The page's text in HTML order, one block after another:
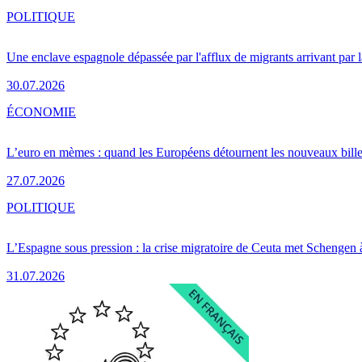
Une enclave espagnole dépassée par l'afflux de migrants arrivant par
30.07.2026
POLITIQUE
L’euro en mèmes : quand les Européens détournent les nouveaux
27.07.2026
ÉCONOMIE
L’Espagne sous pression : la crise migratoire de Ceuta met Schengen
31.07.2026
POLITIQUE